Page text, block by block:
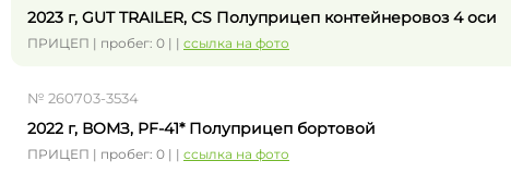
2023 г, GUT TRAILER, CS Полуприцеп контейнеровоз 4 оси
ПРИЦЕП | пробег: 0 | | ссылка на фото
№ 260703-3534
2022 г, ВОМЗ, PF-41* Полуприцеп бортовой
ПРИЦЕП | пробег: 0 | | ссылка на фото